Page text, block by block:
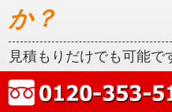
か？
見積もりだけでも可能で
初めに見積もりをご提示
ただいてからの作業とな